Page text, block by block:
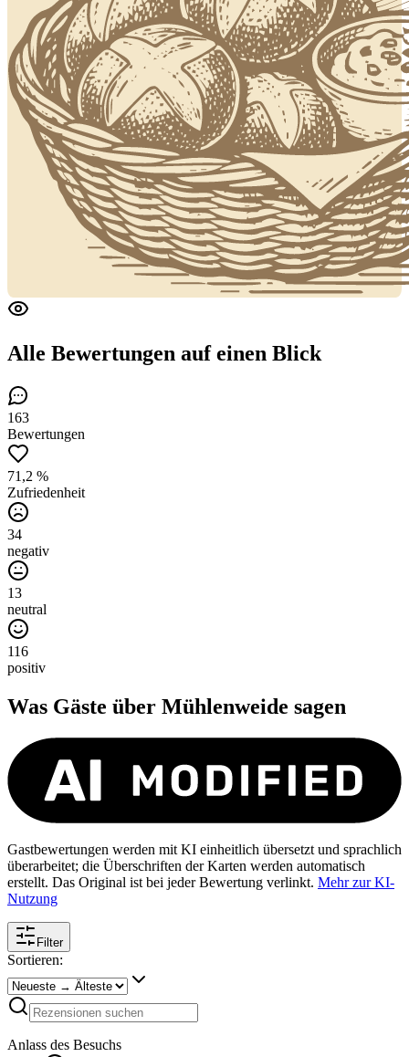
Alle Bewertungen auf einen Blick
163
Bewertungen
71,2 %
Zufriedenheit
34
negativ
13
neutral
116
positiv
Was Gäste über Mühlenweide sagen
Gastbewertungen werden mit KI einheitlich übersetzt und sprachlich
überarbeitet; die Überschriften der Karten werden automatisch
erstellt. Das Original ist bei jeder Bewertung verlinkt. Mehr zur KI-
Nutzung
Filter
Sortieren:
Anlass des Besuchs